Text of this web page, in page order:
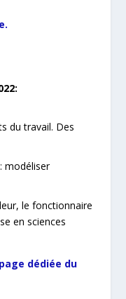
du travail. Des
modéliser
le fonctionnaire
en sciences
dédiée du